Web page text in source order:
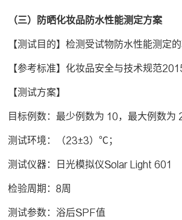
（三）防晒化妆品防水性能测定方案
【测试目的】检测受试物防水性能测定的
【参考标准】化妆品安全与技术规范
【测试方案】
目标例数：最少例数为 10，最大例数为
测试环境：（23±3）℃；
测试仪器：日光模拟仪Solar Light 601
检验周期：8周
测试参数：浴后SPF值